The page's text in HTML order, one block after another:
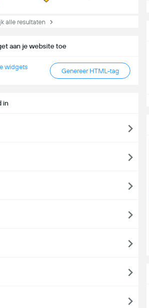
alle resultaten
aan je website toe
widgets
Genereer HTML-tag
in
dan (2.5)